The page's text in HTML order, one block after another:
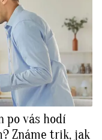
po vás hodí
Známe trik, jak